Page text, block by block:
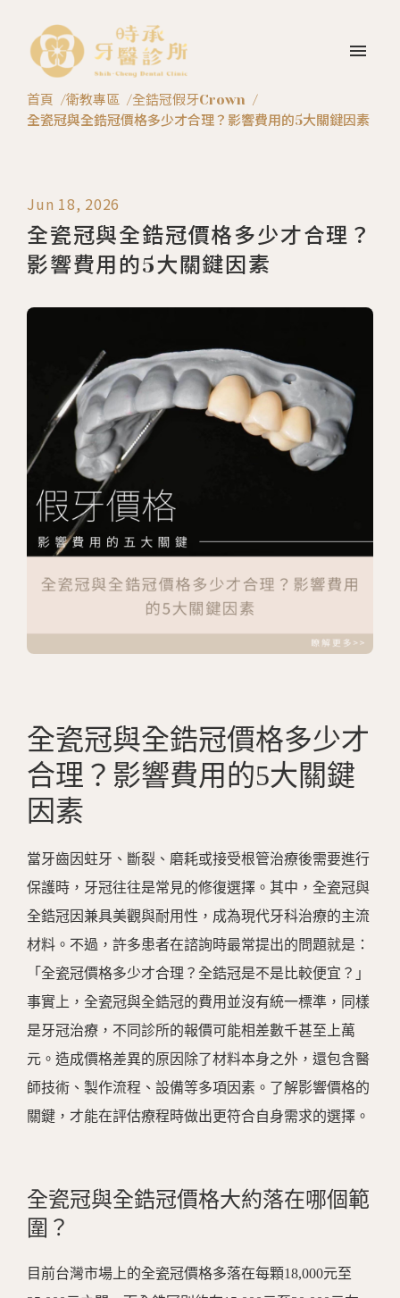
menu
首頁 衛教專區
全鋯冠假牙Crown
全瓷冠與全鋯冠價格多少才合理？影響費用的5大關鍵因素
Jun 18, 2026
全瓷冠與全鋯冠價格多少才合理？
影響費用的5大關鍵因素
全瓷冠與全鋯冠價格多少才
合理？影響費用的5大關鍵
因素
當牙齒因蛀牙、斷裂、磨耗或接受根管治療後需要進行
保護時，牙冠往往是常見的修復選擇。其中，全瓷冠與
全鋯冠因兼具美觀與耐用性，成為現代牙科治療的主流
材料。不過，許多患者在諮詢時最常提出的問題就是：
「全瓷冠價格多少才合理？全鋯冠是不是比較便宜？」
事實上，全瓷冠與全鋯冠的費用並沒有統一標準，同樣
是牙冠治療，不同診所的報價可能相差數千甚至上萬
元。造成價格差異的原因除了材料本身之外，還包含醫
師技術、製作流程、設備等多項因素。了解影響價格的
關鍵，才能在評估療程時做出更符合自身需求的選擇。
全瓷冠與全鋯冠價格大約落在哪個範
圍？
目前台灣市場上的全瓷冠價格多落在每顆18,000元至